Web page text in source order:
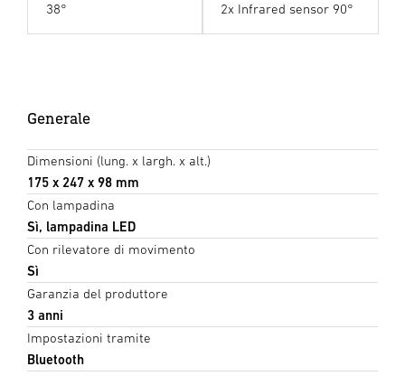
38° 2x Infrared sensor 90°
Generale
Dimensioni (lung. x largh. x alt.)
175 x 247 x 98 mm
Con lampadina
Sì, lampadina LED
Con rilevatore di movimento
Sì
Garanzia del produttore
3 anni
Impostazioni tramite
Bluetooth